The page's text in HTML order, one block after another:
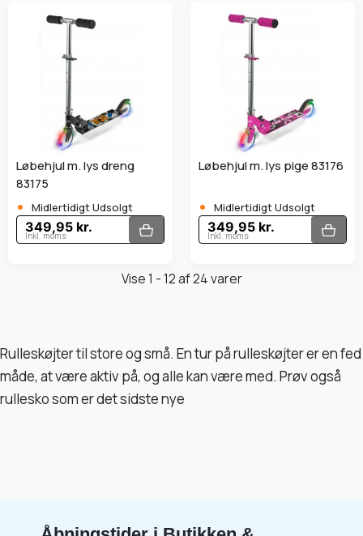
Løbehjul m. lys dreng
83175
• Midlertidigt Udsolgt
349,95 kr.
Inkl. moms
Løbehjul m. lys pige 83176
• Midlertidigt Udsolgt
349,95 kr.
Inkl. moms
Vise 1 - 12 af 24 varer
Rulleskøjter til store og små. En tur på rulleskøjter er en fed
måde, at være aktiv på, og alle kan være med. Prøv også
rullesko som er det sidste nye